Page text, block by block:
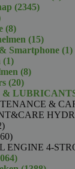
23452345
88
producten
1515
Smartphone 11
11
product
88
2020
producten
&
&
12
producten
160
producten
ENGINE 4-
19064